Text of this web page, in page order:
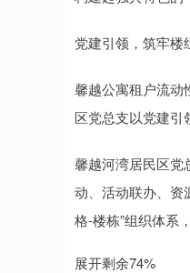
党建引领，筑牢楼
馨越公寓租户流动
区党总支以党建引
馨越河湾居民区党
动、活动联办、资
格-楼栋”组织体系
展开剩余74%